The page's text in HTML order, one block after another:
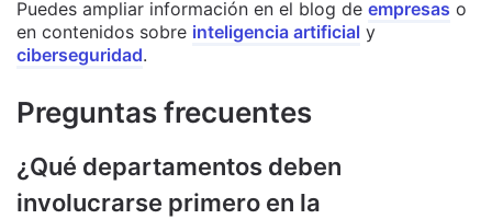
Puedes ampliar información en el blog de empresas o
en contenidos sobre inteligencia artificial y
ciberseguridad.
Preguntas frecuentes
¿Qué departamentos deben
involucrarse primero en la